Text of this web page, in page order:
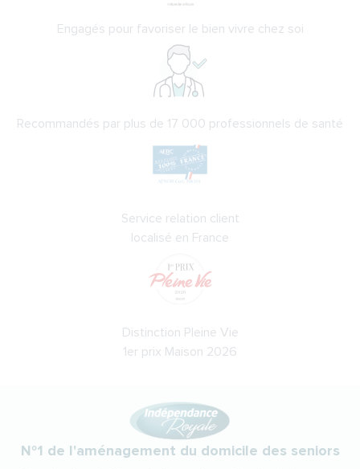
Engagés pour favoriser le bien vivre chez soi
Recommandés par plus de 17 000 professionnels de santé
Service relation client
localisé en France
Distinction Pleine Vie
1er prix Maison 2026
N°1 de l'aménagement du domicile des seniors